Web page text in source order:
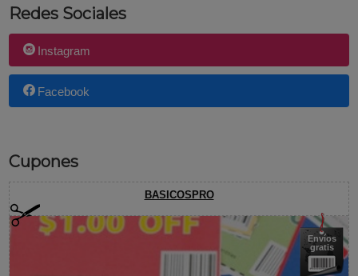
Redes Sociales
Instagram
Facebook
Cupones
BASICOSPRO
Envíos
gratis